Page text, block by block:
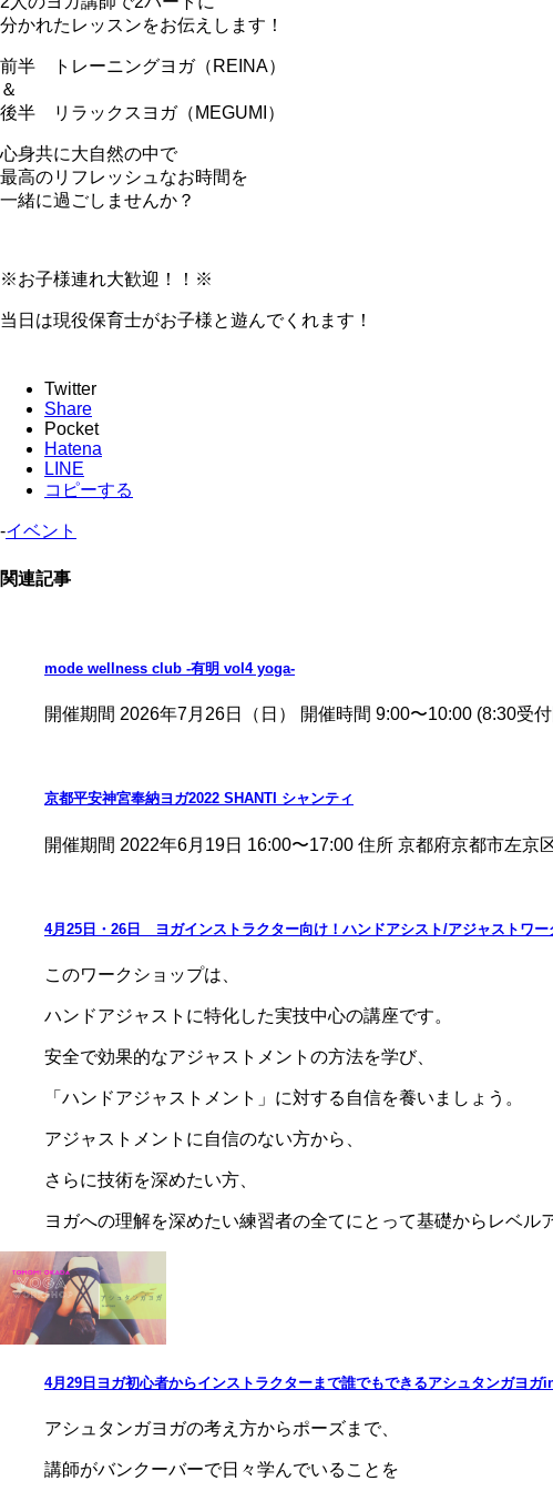
分かれたレッスンをお伝えします！
前半 トレーニングヨガ（REINA）
＆
後半 リラックスヨガ（MEGUMI）
心身共に大自然の中で
最高のリフレッシュなお時間を
一緒に過ごしませんか？
※お子様連れ大歓迎！！※
当日は現役保育士がお子様と遊んでくれます！
Twitter
Share
Pocket
Hatena
LINE
コピーする
-イベント
関連記事
mode wellness club -有明 vol4 yoga-
開催期間 2026年7月26日（日） 開催時間 9:00〜10:00 (8:30
京都平安神宮奉納ヨガ2022 SHANTI シャンティ
開催期間 2022年6月19日 16:00〜17:00 住所 京都府京都市左
4月25日・26日 ヨガインストラクター向け！ハンドアシスト/アジャストワ
このワークショップは、
ハンドアジャストに特化した実技中心の講座です。
安全で効果的なアジャストメントの方法を学び、
「ハンドアジャストメント」に対する自信を養いましょう。
アジャストメントに自信のない方から、
さらに技術を深めたい方、
ヨガへの理解を深めたい練習者の全てにとって基礎からレベル
4月29日ヨガ初心者からインストラクターまで誰でもできるアシュタンガヨガ
アシュタンガヨガの考え方からポーズまで、
講師がバンクーバーで日々学んでいることを